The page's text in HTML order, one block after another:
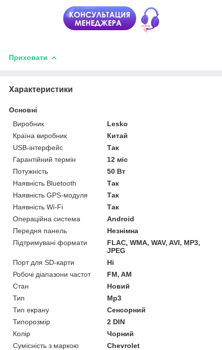
Приховати
Характеристики
Основні
Виробник
Lesko
Країна виробник
Китай
USB-інтерфейс
Так
Гарантійний термін
12 міс
Потужність
50 Вт
Наявність Bluetooth
Так
Наявність GPS-модуля
Так
Наявність Wi-Fi
Так
Операційна система
Android
Передня панель
Незнімна
Підтримувані формати
FLAC, WMA, WAV, AVI, MP3,
JPEG
Порт для SD-карти
Ні
Робочі діапазони частот
FM, AM
Стан
Новий
Тип
Mp3
Тип екрану
Сенсорний
Типорозмір
2 DIN
Колір
Чорний
Сумісність з маркою
Chevrolet